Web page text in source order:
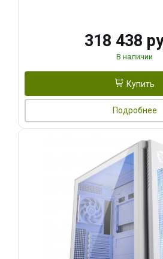
318 438
В наличии
Купить
Подробнее